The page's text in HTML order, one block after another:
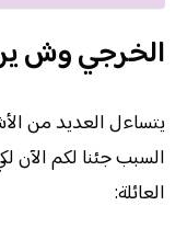
الخرجي وش
يتساءل العديد من
السبب جئنا لكم الآن
العائلة: